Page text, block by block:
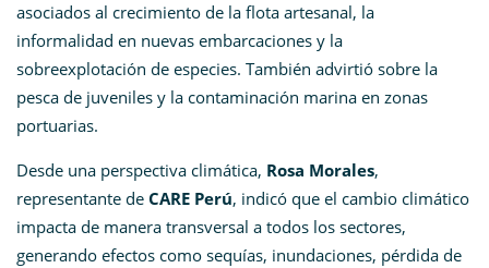
asociados al crecimiento de la flota artesanal, la
informalidad en nuevas embarcaciones y la
sobreexplotación de especies. También advirtió sobre la
pesca de juveniles y la contaminación marina en zonas
portuarias.
Desde una perspectiva climática, Rosa Morales,
representante de CARE Perú, indicó que el cambio climático
impacta de manera transversal a todos los sectores,
generando efectos como sequías, inundaciones, pérdida de